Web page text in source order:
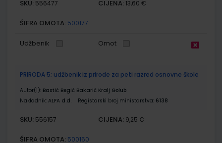
SKU: 556477 CIJENA: 13,60 €
ŠIFRA OMOTA: 500177
Udžbenik Omot
PRIRODA 5; udžbenik iz prirode za peti razred osnovne škole
Autor(i): Bastić Begić Bakarić Kralj Golub
Nakladnik: ALFA d.d. Registarski broj ministarstva: 6138
SKU: 556157 CIJENA: 9,25 €
ŠIFRA OMOTA: 500160